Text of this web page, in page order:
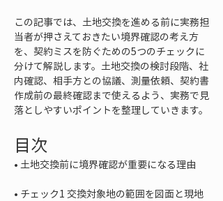
この記事では、土地交換を進める前に実務担
当者が押さえておきたい境界確認の考え方
を、契約ミスを防ぐための5つのチェックに
分けて解説します。土地交換の検討段階、社
内確認、相手方との協議、測量依頼、契約書
作成前の最終確認まで使えるよう、実務で見
落としやすいポイントを整理していきます。
目次
•
• チェック1 交換対象地の範囲を図面と現地